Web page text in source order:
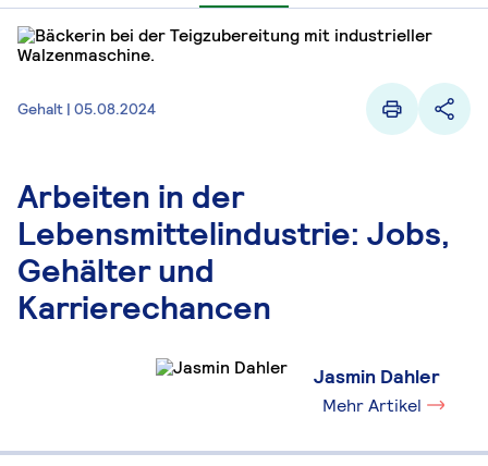
Gehalt | 05.08.2024
Arbeiten in der
Lebensmittelindustrie: Jobs,
Gehälter und
Karrierechancen
Jasmin Dahler
Mehr Artikel